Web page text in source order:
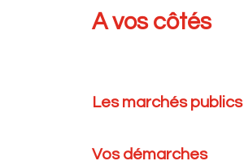
A vos côtés
Les marchés publics
Vos démarches